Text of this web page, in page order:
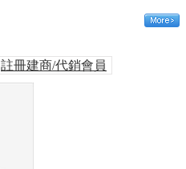
註冊建商/代銷會員